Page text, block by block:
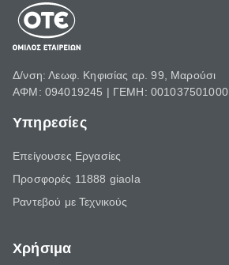
Δ/νση: Λεωφ. Κηφισίας αρ. 99, Μαρούσι
ΑΦΜ: 094019245 | ΓΕΜΗ: 001037501000
Υπηρεσίες
Επείγουσες Εργασίες
Προσφορές 11888 giaola
Ραντεβού με Τεχνικούς
Χρήσιμα